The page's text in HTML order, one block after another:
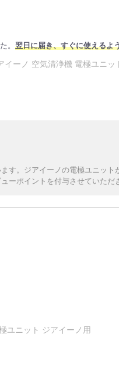
。 翌日に届き、すぐに使えるよ
ーノ 空気清浄機 電極ユニ
す。ジアイーノの電極ユニッ
ーポイントを付与させていた
ユニット ジアイーノ用